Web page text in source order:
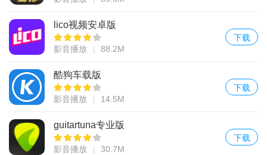
lico视频安卓版
影音播放 88.2M
下载
酷狗车载版
影音播放 14.5M
下载
guitartuna专业版
影音播放 30.7M
下载